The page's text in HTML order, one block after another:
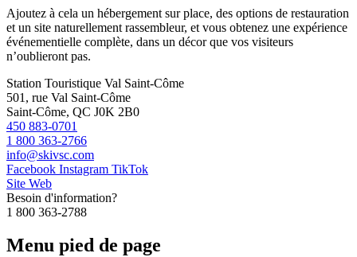
Ajoutez à cela un hébergement sur place, des options de restauration
et un site naturellement rassembleur, et vous obtenez une expérience
événementielle complète, dans un décor que vos visiteurs
n’oublieront pas.
Station Touristique Val Saint-Côme
501, rue Val Saint-Côme
Saint-Côme, QC J0K 2B0
450 883-0701
1 800 363-2766
info@skivsc.com
Facebook Instagram TikTok
Site Web
Besoin d'information?
1 800 363-2788
Menu pied de page